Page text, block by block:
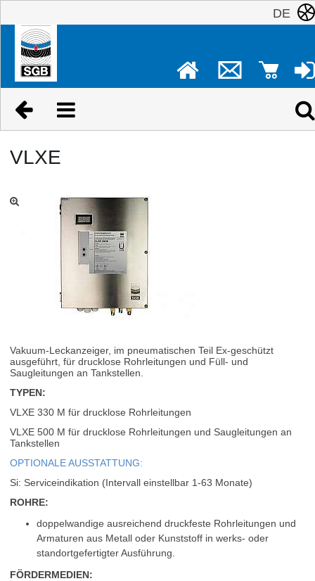
DE
VLXE
Vakuum-Leckanzeiger, im pneumatischen Teil Ex-geschützt
ausgeführt, für drucklose Rohrleitungen und Füll- und
Saugleitungen an Tankstellen.
TYPEN:
VLXE 330 M für drucklose Rohrleitungen
VLXE 500 M für drucklose Rohrleitungen und Saugleitungen an
Tankstellen
OPTIONALE AUSSTATTUNG:
Si: Serviceindikation (Intervall einstellbar 1-63 Monate)
ROHRE:
doppelwandige ausreichend druckfeste Rohrleitungen und
Armaturen aus Metall oder Kunststoff in werks- oder
standortgefertigter Ausführung.
FÖRDERMEDIEN: